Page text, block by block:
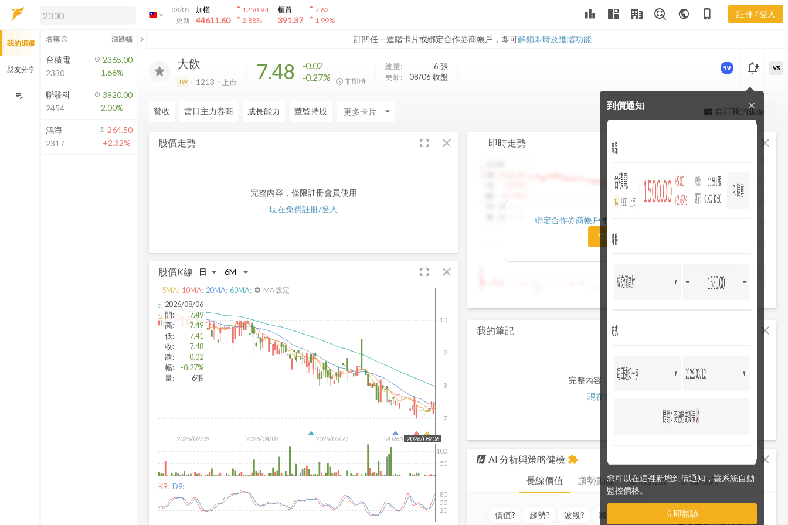
arrow_drop_down
08/05
更新
加權
44611.60
arrow_drop_up1250.94
arrow_drop_up2.88%
櫃買
391.37
arrow_drop_up7.62
arrow_drop_up1.99% leaderboard public phone_iphone 註冊 / 登入
訂閱任一進階卡片或綁定合作券商帳戶，即可解鎖即時及進階功能
解鎖即時行情及進階功能
方案」，即可解鎖以下功能：
即時行情
即時市況與排行
成交金額熱力圖
前往方案訂閱
如何綁定合作券商
1213
大飲
TW 1213 上市 7.48
-0.02
-0.27%
非即時
總量: 6 張
更新:
08/06 收盤
更強大的進階價量圖表
notification_add
到價通知
您可以在這裡新增到價通知，讓系統自動
監控價格。
立即體驗
close
VS
營收 當日主力券商 成長能力 董監持股 arrow_drop_down view_quilt 自訂我的版面
股價走勢 fullscreen close
完整內容，僅限註冊會員使用
現在免費註冊/登入
股價K線 fullscreen close
2026/02/09 2026/04/09 2026/05/27 2026/07/15
7
8
9
10
2026/08/06
50
100
2026/08/06
開:
7.49
高:
7.49
低:
7.41
收:
7.48
跌:
-0.02
幅:
-0.27%
量: 6張
5MA: 10MA: 20MA: 60MA: settings MA 設定
K9: D9:
20
50
80
即時走勢 close
13
1420.00
13:30
綁定合作券商帳戶 或「訂閱任一方案」即可解鎖
立即前往訂閱
我的筆記 close
完整內容，僅限註冊會員使用
現在免費註冊/登入
AI 分析與策略健檢 close
extension
長線價值 趨勢動能 波段訊號 存股收息
價值? 趨勢? 波段? 籌碼 價值??
我的追蹤
親友分享
edit_note
名稱 info_outline 漲跌幅 chevron_left
台積電
2330
2365.00
-1.66%
聯發科
2454
3920.00
-2.00%
鴻海
2317
264.50
+2.32%